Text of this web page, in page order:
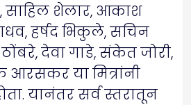
शेलार, आकाश
हर्षद भिकुले, सचिन
देवा गाडे, संकेत जोरी,
आरसकर या मित्रांनी
यानंतर सर्व स्तरातून